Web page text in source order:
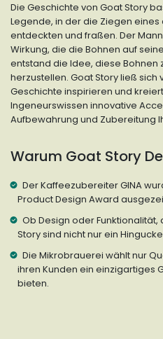
Die Geschichte von Goat Story
Legende, in der die Ziegen
entdeckten und fraßen. Der
Wirkung, die die Bohnen auf
entstand die Idee, diese Bohnen
herzustellen. Goat Story ließ
Geschichte inspirieren und
Ingeneurswissen innovative
Aufbewahrung und Zubereitung
Warum Goat Story
Der Kaffeezubereiter GINA
Product Design Award
Ob Design oder
Story sind nicht nur ein
Die Mikrobrauerei wählt nur
ihren Kunden ein einzigartiges
bieten.